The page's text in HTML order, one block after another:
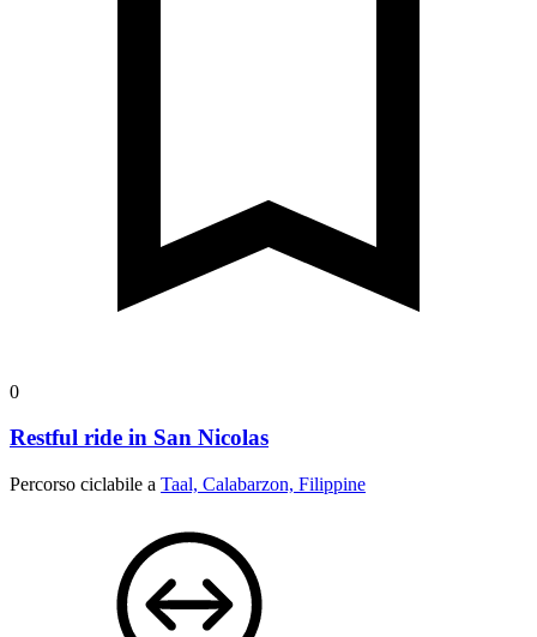
0
Restful ride in San Nicolas
Percorso ciclabile a Taal, Calabarzon, Filippine